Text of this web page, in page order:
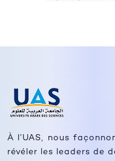
À l’UAS, nous
révéler les leaders de